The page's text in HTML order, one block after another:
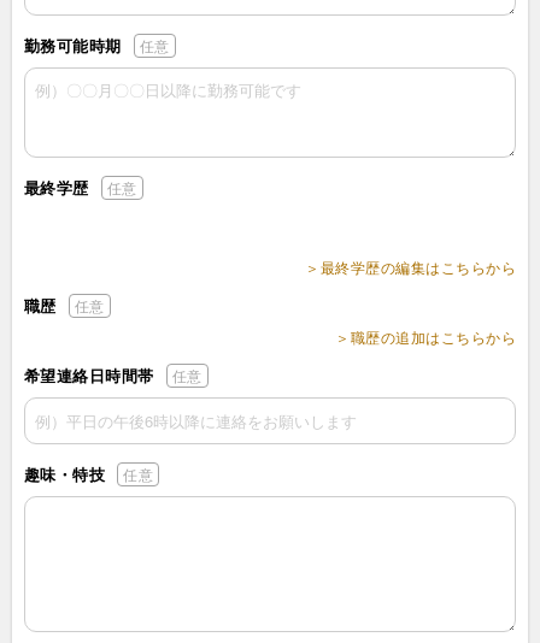
勤務可能時期 任意
最終学歴 任意
＞最終学歴の編集はこちらから
職歴
任意
＞職歴の追加はこちらから
希望連絡日時間帯 任意
趣味・特技 任意